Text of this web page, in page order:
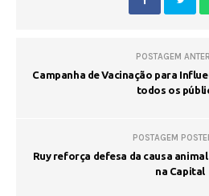
POSTAGEM
Campanha de Vacinação para
todos os
POSTAGEM
Ruy reforça defesa da causa
na Capital